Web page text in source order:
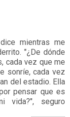
mientras me
"¿De dónde
cada vez que me
sonríe, cada vez
del estadio. Ella
pensar que es
vida?", seguro